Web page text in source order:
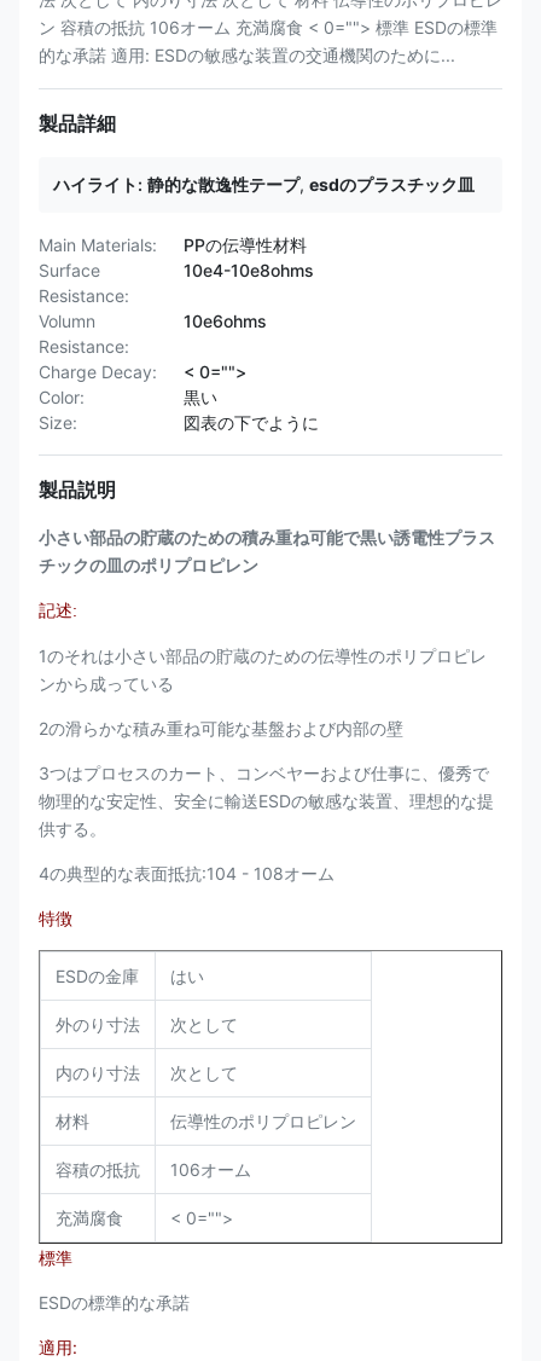
ン 容積の抵抗 106オーム 充満腐食 < 0=""> 標準 ESDの標準
的な承諾 適用: ESDの敏感な装置の交通機関のために...
製品詳細
ハイライト: 静的な散逸性テープ, esdのプラスチック皿
Main Materials:
PPの伝導性材料
Surface
Resistance:
10e4-10e8ohms
Volumn
Resistance:
10e6ohms
Charge Decay:
< 0="">
Color:
黒い
Size:
図表の下でように
製品説明
小さい部品の貯蔵のための積み重ね可能で黒い誘電性プラス
チックの皿のポリプロピレン
記述:
1のそれは小さい部品の貯蔵のための伝導性のポリプロピレ
ンから成っている
2の滑らかな積み重ね可能な基盤および内部の壁
3つはプロセスのカート、コンベヤーおよび仕事に、優秀で
物理的な安定性、安全に輸送ESDの敏感な装置、理想的な提
供する。
4の典型的な表面抵抗:104 - 108オーム
特徴
ESDの金庫 はい
外のり寸法 次として
内のり寸法 次として
材料 伝導性のポリプロピレン
容積の抵抗 106オーム
充満腐食
< 0="">
標準
ESDの標準的な承諾
適用: